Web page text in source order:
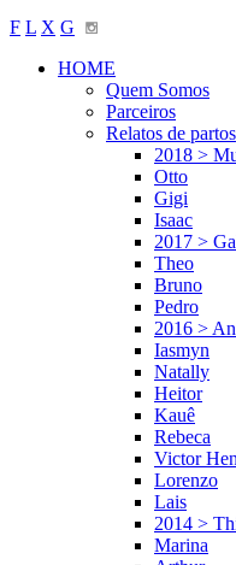
F L X G
HOME
Quem Somos
Parceiros
Relatos de partos
2018 >
Otto
Gigi
Isaac
2017 >
Theo
Bruno
Pedro
2016 >
Iasmyn
Natally
Heitor
Kauê
Rebeca
Victor
Lorenzo
Lais
2014 >
Marina